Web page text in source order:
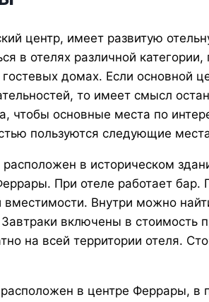
центр, имеет развитую
в отелях различной
гостевых домах. Если основной
то имеет смысл
чтобы основные места по
пользуются следующие
в историческом
При отеле работает бар.
вместимости. Внутри можно
включены в стоимость
на всей территории отеля.
в центре Феррары, в